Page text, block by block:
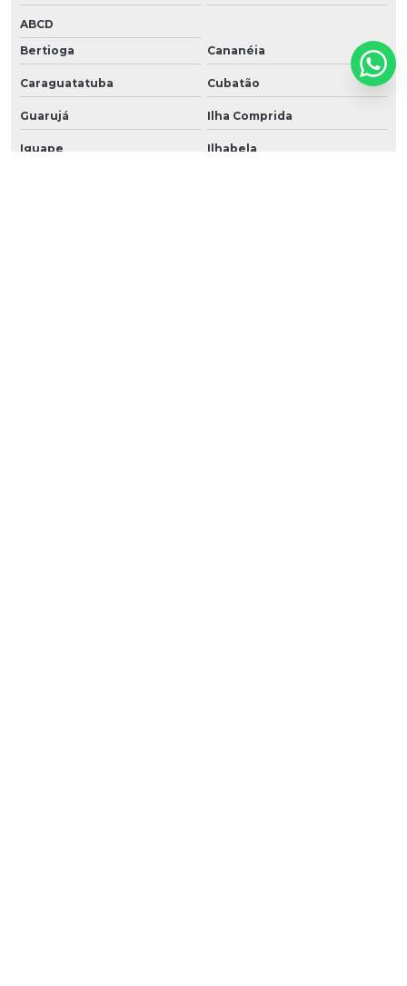
ABCD
Bertioga
Cananéia
Caraguatatuba Cubatão
Guarujá Ilha Comprida
Iguape Ilhabela